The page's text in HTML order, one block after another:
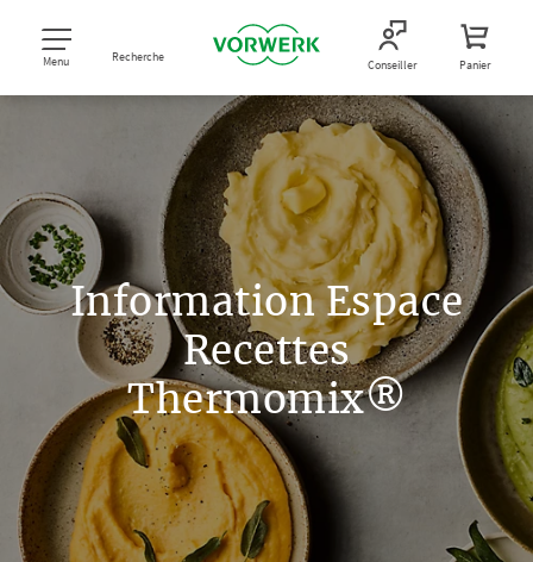
Menu Recherche Conseiller Panier
Information Espace
Recettes
Thermomix®